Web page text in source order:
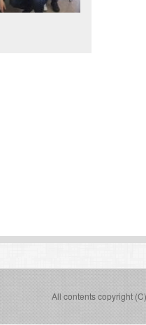
All contents copyright